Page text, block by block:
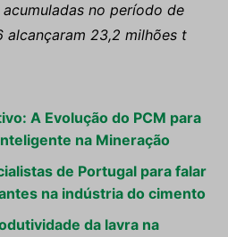
no período de
alcançaram 23,2 milhões t
A Evolução do PCM para
na Mineração
de Portugal para falar
na indústria do cimento
da lavra na